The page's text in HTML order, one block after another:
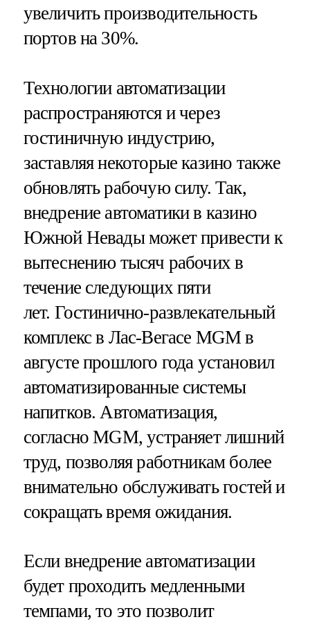
увеличить производительность
портов на 30%.
Технологии автоматизации
распространяются и через
гостиничную индустрию,
заставляя некоторые казино также
обновлять рабочую силу. Так,
внедрение автоматики в казино
Южной Невады может привести к
вытеснению тысяч рабочих в
течение следующих пяти
лет. Гостинично-развлекательный
комплекс в Лас-Вегасе MGM в
августе прошлого года установил
автоматизированные системы
напитков. Автоматизация,
согласно MGM, устраняет лишний
труд, позволяя работникам более
внимательно обслуживать гостей и
сокращать время ожидания.
Если внедрение автоматизации
будет проходить медленными
темпами, то это позволит